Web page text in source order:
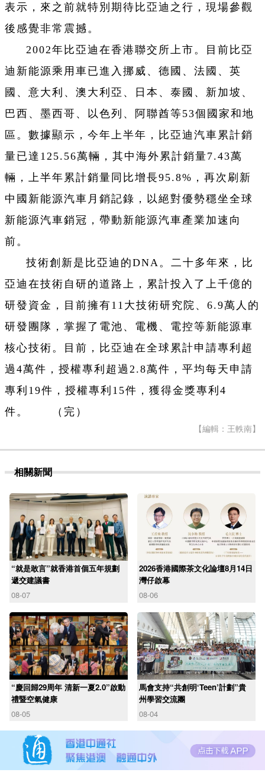
表示，來之前就特別期待比亞迪之行，現場參觀
後感覺非常震撼。
2002年比亞迪在香港聯交所上市。目前比亞
迪新能源乘用車已進入挪威、德國、法國、英
國、意大利、澳大利亞、日本、泰國、新加坡、
巴西、墨西哥、以色列、阿聯酋等53個國家和地
區。數據顯示，今年上半年，比亞迪汽車累計銷
量已達125.56萬輛，其中海外累計銷量7.43萬
輛，上半年累計銷量同比增長95.8%，再次刷新
中國新能源汽車月銷記錄，以絕對優勢穩坐全球
新能源汽車銷冠，帶動新能源汽車產業加速向
前。
技術創新是比亞迪的DNA。二十多年來，比
亞迪在技術自研的道路上，累計投入了上千億的
研發資金，目前擁有11大技術研究院、6.9萬人的
研發團隊，掌握了電池、電機、電控等新能源車
核心技術。目前，比亞迪在全球累計申請專利超
過4萬件，授權專利超過2.8萬件，平均每天申請
專利19件，授權專利15件，獲得金獎專利4
件。 （完）
【編輯：王軼南】
相關新聞
“就是敢言”就香港首個五年規劃
遞交建議書
08-07
2026香港國際茶文化論壇8月14日
灣仔啟幕
08-06
“慶回歸29周年 清新一夏2.0”啟動
禮暨空氣健康
08-05
馬會支持“共創明‘Teen’計劃”貴
州學習交流團
08-04